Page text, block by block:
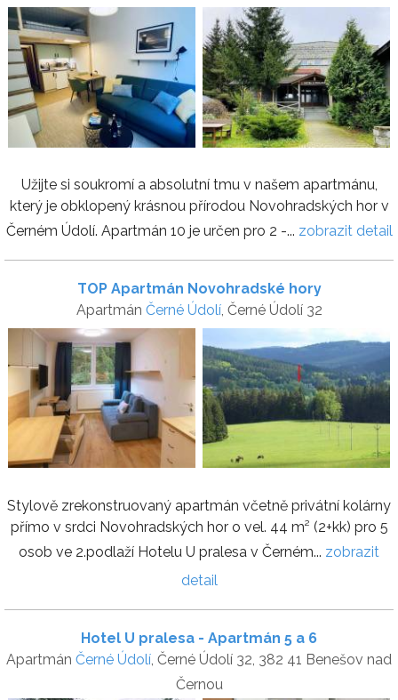
Užijte si soukromí a absolutní tmu v našem apartmánu,
který je obklopený krásnou přírodou Novohradských hor v
Černém Údolí. Apartmán 10 je určen pro 2 -... zobrazit detail
TOP Apartmán Novohradské hory
Apartmán Černé Údolí, Černé Údolí 32
Stylově zrekonstruovaný apartmán včetně privátní kolárny
přímo v srdci Novohradských hor o vel. 44 m² (2+kk) pro 5
osob ve 2.podlaží Hotelu U pralesa v Černém... zobrazit
detail
Hotel U pralesa - Apartmán 5 a 6
Apartmán Černé Údolí , Černé Údolí 32, 382 41 Benešov nad
Černou